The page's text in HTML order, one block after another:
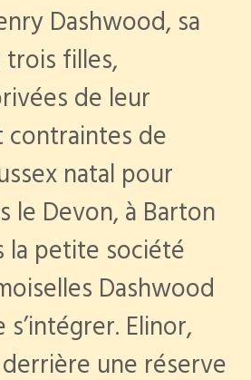
Dashwood, sa
filles,
de leur
de
natal pour
le Devon, à Barton
la petite société
Dashwood
Elinor,
derrière une réserve